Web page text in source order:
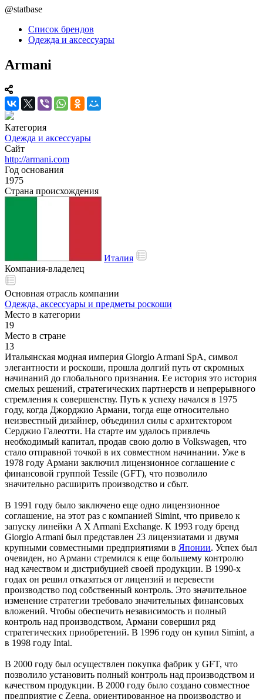
@statbase
Список брендов
Одежда и аксессуары
Armani
Категория
Одежда и аксессуары
Сайт
http://armani.com
Год основания
1975
Страна происхождения
Италия
Компания-владелец
Основная отрасль компании
Одежда, аксессуары и предметы роскоши
Место в категории
19
Место в стране
13
Итальянская модная империя Giorgio Armani SpA, символ
элегантности и роскоши, прошла долгий путь от скромных
начинаний до глобального признания. Ее история это история
смелых решений, стратегических партнерств и непрерывного
стремления к совершенству. Путь к успеху начался в 1975
году, когда Джорджио Армани, тогда еще относительно
неизвестный дизайнер, объединил силы с архитектором
Серджио Галеотти. На старте им удалось привлечь
необходимый капитал, продав свою долю в Volkswagen, что
стало отправной точкой в их совместном начинании. Уже в
1978 году Армани заключил лицензионное соглашение с
финансовой группой Tessile (GFT), что позволило
значительно расширить производство и сбыт.
В 1991 году было заключено еще одно лицензионное
соглашение, на этот раз с компанией Simint, что привело к
запуску линейки A X Armani Exchange. К 1993 году бренд
Giorgio Armani был представлен 23 лицензиатами и двумя
крупными совместными предприятиями в Японии. Успех был
очевиден, но Армани стремился к еще большему контролю
над качеством и дистрибуцией своей продукции. В 1990-х
годах он решил отказаться от лицензий и перевести
производство под собственный контроль. Это значительное
изменение стратегии требовало значительных финансовых
вложений. Чтобы обеспечить независимость и полный
контроль над производством, Армани совершил ряд
стратегических приобретений. В 1996 году он купил Simint, а
в 1998 году Intai.
В 2000 году был осуществлен покупка фабрик у GFT, что
позволило установить полный контроль над производством и
качеством продукции. В 2000 году было создано совместное
предприятие с Zegna, ориентированное на производство и